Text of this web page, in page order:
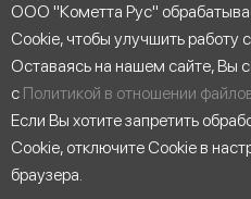
ООО "Кометта Рус"
Cookie, чтобы улучшить работу
Оставаясь на нашем сайте, Вы
с Политикой в отношении
Если Вы хотите запретить
Cookie, отключите Cookie в
браузера.